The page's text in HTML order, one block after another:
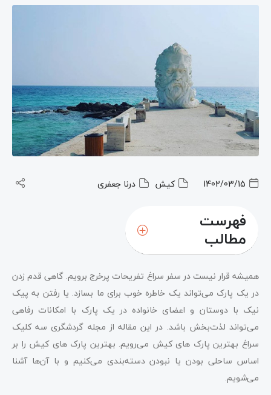
1402/03/15 کیش درنا جعفری
فهرست
مطالب
حرف آخر
سوالات متداول
همیشه قرار نیست در سفر سراغ تفریحات پرخرج برویم. گاهی قدم زدن
در یک پارک می‌تواند یک خاطره خوب برای ما بسازد. یا رفتن به پیک
نیک با دوستان و اعضای خانواده در یک پارک با امکانات رفاهی
می‌تواند لذت‌بخش باشد. در این مقاله از مجله گردشگری سه کلیک
سراغ بهترین پارک های کیش می‌رویم. بهترین پارک های کیش را بر
اساس ساحلی بودن یا نبودن دسته‌بندی می‌کنیم و با آن‌ها آشنا
می‌شویم.